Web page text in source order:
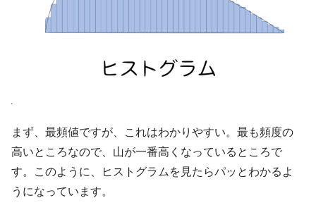
まず、最頻値ですが、これはわかりやすい。最も頻度の
高いところなので、山が一番高くなっているところで
す。このように、ヒストグラムを見たらパッとわかるよ
うになっています。